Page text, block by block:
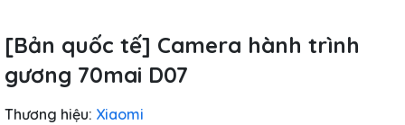
[Bản quốc tế] Camera hành trình
gương 70mai D07
Thương hiệu: Xiaomi